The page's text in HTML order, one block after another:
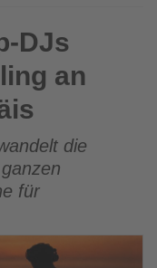
die Türkische
DJs
an
die
für